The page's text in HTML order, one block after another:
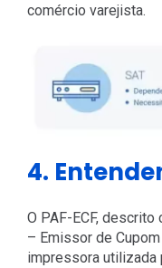
comércio varejista.
4.
O PAF-ECF,
– Emissor de
impressora utilizada